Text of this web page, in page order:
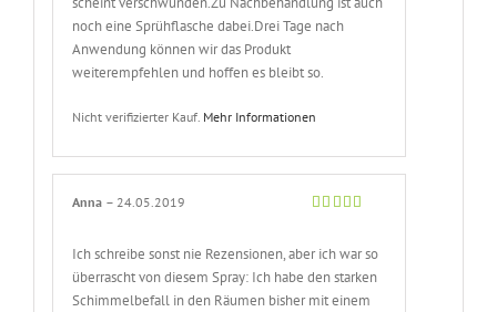
noch eine Sprühflasche dabei.Drei Tage nach
Anwendung können wir das Produkt
weiterempfehlen und hoffen es bleibt so.
Nicht verifizierter Kauf. Mehr Informationen
Anna – 24.05.2019
Ich schreibe sonst nie Rezensionen, aber ich war so
überrascht von diesem Spray: Ich habe den starken
Schimmelbefall in den Räumen bisher mit einem